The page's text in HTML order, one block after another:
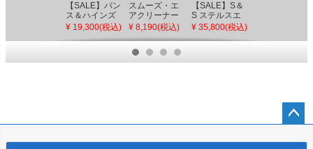
【SALE】バン
ス＆ハインズ
（VANCE&HI
リーナーイン
¥ 19,300(税込)
スムーズ・エ
アクリーナー
カバー
¥ 8,190(税込)
【SALE】S＆
S ステルスエ
アクリーナー
¥ 35,800(税込)